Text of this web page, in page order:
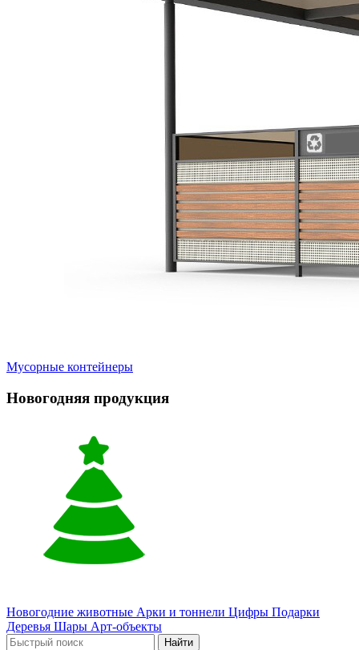
Мусорные контейнеры
Новогодняя продукция
Новогодние животные Арки и тоннели Цифры Подарки
Деревья Шары Арт-объекты
Найти